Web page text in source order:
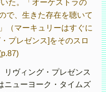
た。「オーケストラの
で、生きた存在を聴いて
（マーキュリーはすぐに
プレゼンス]をそのスロ
リヴィング・プレゼンス
ニューヨーク・タイムズ